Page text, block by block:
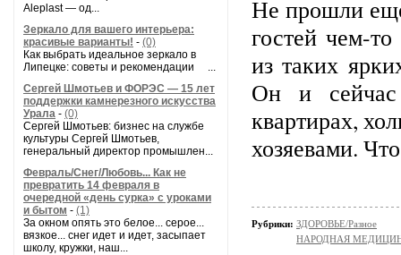
Aleplast — од...
Зеркало для вашего интерьера:
красивые варианты! - (0)
Как выбрать идеальное зеркало в
Липецке: советы и рекомендации ...
Сергей Шмотьев и ФОРЭС — 15 лет
поддержки камнерезного искусства
Урала - (0)
Сергей Шмотьев: бизнес на службе
культуры Сергей Шмотьев,
генеральный директор промышлен...
Февраль/Снег/Любовь... Как не
превратить 14 февраля в
очередной «день сурка» с уроками
и бытом - (1)
За окном опять это белое... серое...
вязкое... снег идет и идет, засыпает
школу, кружки, наш...
Не прошли
гостей чем-
из таких
Он и сейчас
квартирах,
хозяевами.
Рубрики: ЗДОРОВЬЕ/Разное
НАРОДНАЯ